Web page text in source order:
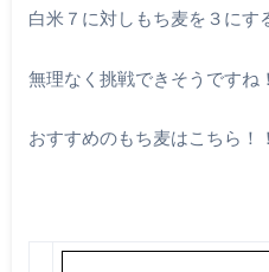
白米７に対しもち麦を３にす
無理なく挑戦できそうですね
おすすめのもち麦はこちら！！